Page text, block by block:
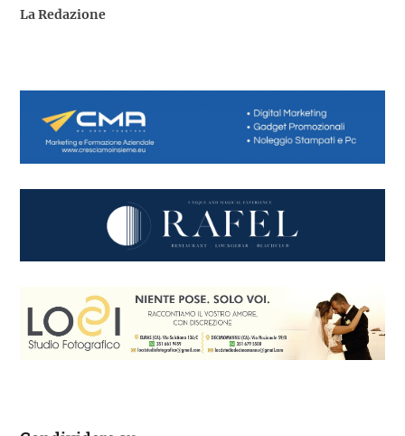
La Redazione